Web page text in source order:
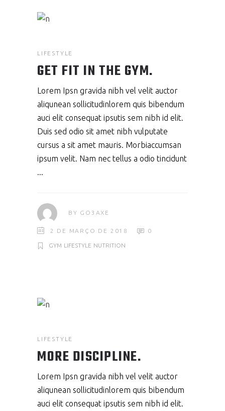
LIFESTYLE
GET FIT IN THE GYM.
Lorem Ipsn gravida nibh vel velit auctor
aliqunean sollicitudinlorem quis bibendum
auci elit consequat ipsutis sem nibh id elit.
Duis sed odio sit amet nibh vulputate
cursus a sit amet mauris. Morbiaccumsan
ipsum velit. Nam nec tellus a odio tincidunt
BY GO3AXE
2 DE MARÇO DE 2018 0
GYM LIFESTYLE NUTRITION
LIFESTYLE
MORE DISCIPLINE.
Lorem Ipsn gravida nibh vel velit auctor
aliqunean sollicitudinlorem quis bibendum
auci elit consequat ipsutis sem nibh id elit.